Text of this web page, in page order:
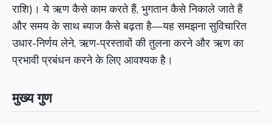
राशि)। ये ऋण कैसे काम करते हैं, भुगतान कैसे निकाले जाते हैं
और समय के साथ ब्याज कैसे बढ़ता है—यह समझना सुविचारित
उधार-निर्णय लेने, ऋण-प्रस्तावों की तुलना करने और ऋण का
प्रभावी प्रबंधन करने के लिए आवश्यक है।
मुख्य गुण